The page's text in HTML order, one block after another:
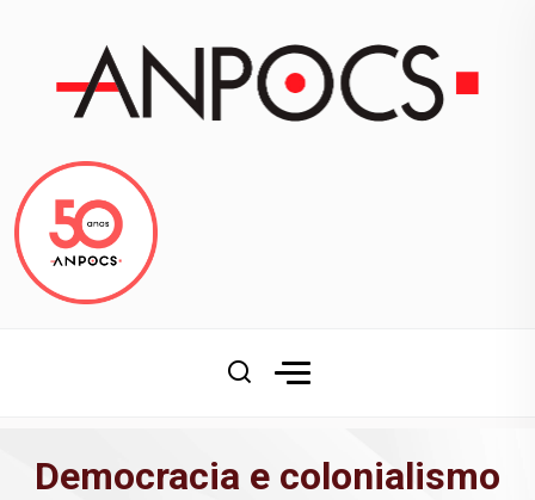
Democracia e colonialismo